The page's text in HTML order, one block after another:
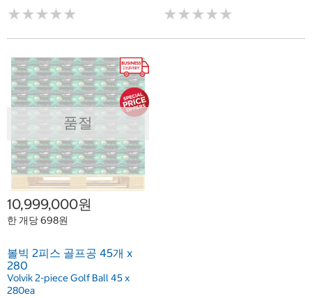
★★★★★
★★★★★ ★★★★★
★★★★★
품절
10,999,000원
한 개당 698원
볼빅 2피스 골프공 45개 x
280
Volvik 2-piece Golf Ball 45 x
280ea